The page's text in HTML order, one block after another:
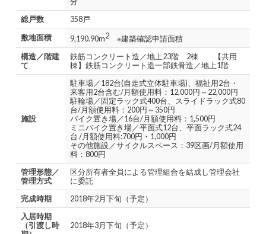
総戸数
358戸
敷地面積 9,190.90m2※建築確認申請面積
構造／階建
て
鉄筋コンクリート造／地上23階 2棟 【共用
棟】鉄筋コンクリート造一部鉄骨造／地上1階
施設
駐車場／182台(自走式立体駐車場)、福祉用2台・
来客用2台含む/月額使用料：12,000円～22,000円
駐輪場／固定ラック式400台、スライドラック式80
台/月額使用料：200円～350円
バイク置き場／16台/月額使用料：1,500円
ミニバイク置き場／平面式12台、平面ラック式24
台 /月額使用料:700円・1,000円
その他施設／サイクルスペース：39区画/月額使用
料：800円
管理形態／
管理方式
区分所有者全員による管理組合を結成し管理会社
に委託
完成時期
2018年2月下旬（予定）
入居時期
（引渡し時
2018年3月下旬（予定）